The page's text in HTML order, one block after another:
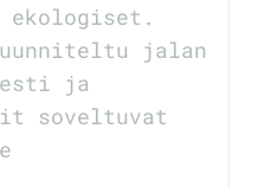
jalan
ja
soveltuvat